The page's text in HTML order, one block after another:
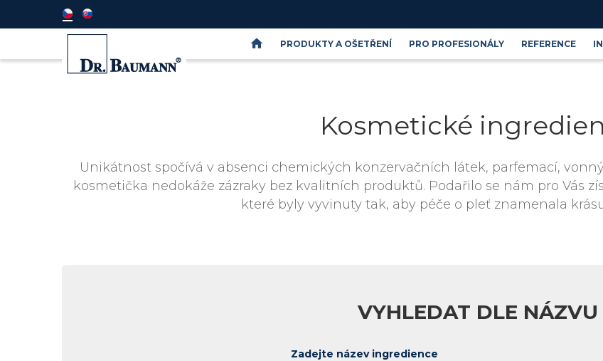
PRODUKTY A OŠETŘENÍ PRO PROFESIONÁLY REFERENCE
Kosmetické
Unikátnost spočívá v absenci chemických konzervačních látek, parfemací,
kosmetička nedokáže zázraky bez kvalitních produktů. Podařilo se nám pro Vás
které byly vyvinuty tak, aby péče o pleť znamenala
VYHLEDAT DLE NÁZVU
Zadejte název ingredience